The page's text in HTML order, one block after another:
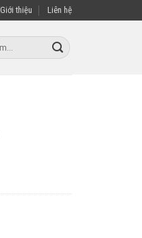
Giới thiệu Liên hệ